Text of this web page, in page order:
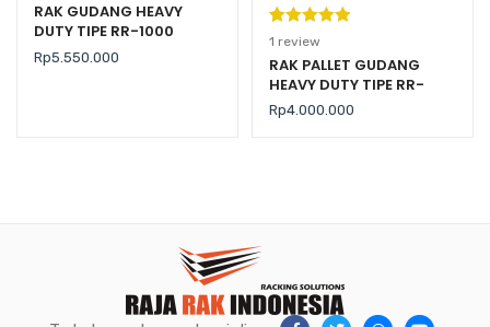
RAK GUDANG HEAVY
DUTY TIPE RR-1000
Rp5.550.000
Peringkat
5.00dari 5
berdasarka
n
1
penilaian
1 review
RAK PALLET GUDANG
HEAVY DUTY TIPE RR-
2000 KAPASITAS 2 TON /
LEVEL
Rp4.000.000